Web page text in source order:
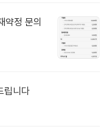
정 문의
립니다